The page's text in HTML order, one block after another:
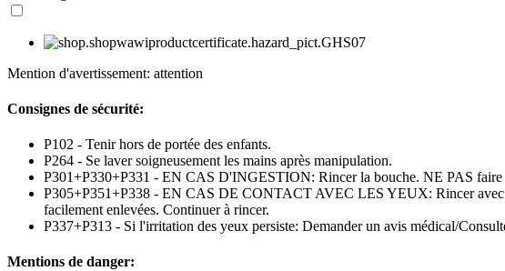
Mention d'avertissement: attention
Consignes de sécurité:
P102 - Tenir hors de portée des enfants.
P264 - Se laver soigneusement les mains après manipulation.
P301+P330+P331 - EN CAS D'INGESTION: Rincer la bouche. NE PAS faire
P305+P351+P338 - EN CAS DE CONTACT AVEC LES YEUX: Rincer avec
facilement enlevées. Continuer à rincer.
P337+P313 - Si l'irritation des yeux persiste: Demander un avis médical/
Mentions de danger: